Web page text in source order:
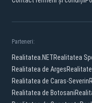
Parteneri:
Realitatea.NETRealitatea
Realitatea de Arges
Realitatea de Caras-Severin
Realitatea de Botosani